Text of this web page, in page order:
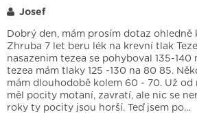
Josef
Dobrý den, mám prosím dotaz ohledně
Zhruba 7 let beru lék na krevní tlak
nasazenim tezea se pohyboval 135-140
tezea mám tlaky 125 -130 na 80 85.
mám dlouhodobě kolem 60 - 70. Už od
měl pocity motaní, zavratí, ale nic se
roky ty pocity jsou horší. Teď jsem po…